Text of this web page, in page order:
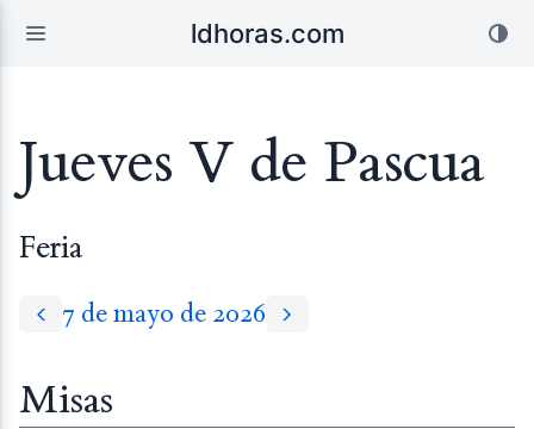
ldhoras.com
Jueves V de Pascua
Feria
7 de mayo de 2026
Misas